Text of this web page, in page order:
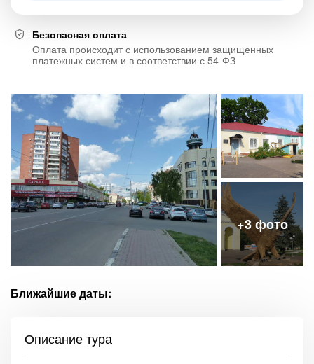
Безопасная оплата
Оплата происходит с использованием защищенных
платежных систем и в соответствии с 54-ФЗ
Ближайшие даты:
Описание тура